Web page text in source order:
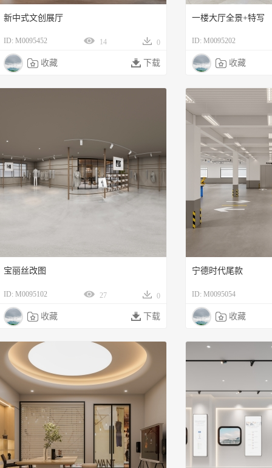
新中式文创展厅
ID: M0095452 14 0
 收藏  下载
一楼大厅全景+特写
ID: M0095202
 收藏
宝丽丝改图
ID: M0095102 27 0
 收藏  下载
宁德时代尾款
ID: M0095054
 收藏